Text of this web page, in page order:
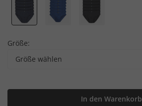
Größe:
Größe wählen
In den Warenkorb